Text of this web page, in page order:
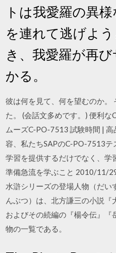
トは我愛羅の異
を連れて逃げよ
き、我愛羅が再
かる。
彼は何を見て、何を望むのか。
た。 (会話文多めです。) 便利な
ムーズC-PO-7513 試験時間 |
容、私たちSAPのC-PO-7513
学習を提供するだけでなく、
準備急流を学ぶこと 2010/11/
水滸シリーズの登場人物（だい
んぶつ）は、北方謙三の小説『
およびその続編の『楊令伝』『
物の一覧である。